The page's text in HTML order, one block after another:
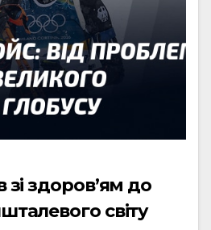
зі здоров’ям до
світу